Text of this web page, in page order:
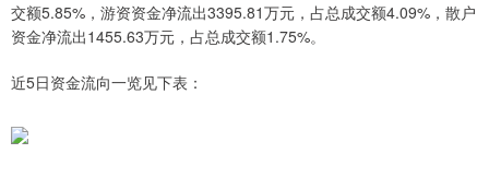
交额5.85%，游资资金净流出3395.81万元，占总成交额4.09%，散户
资金净流出1455.63万元，占总成交额1.75%。
近5日资金流向一览见下表：